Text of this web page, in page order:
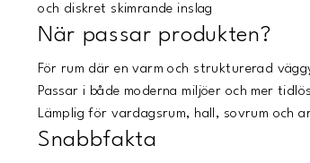
och diskret skimrande inslag
När passar produkten?
För rum där en varm och strukturerad
Passar i både moderna miljöer och mer
Lämplig för vardagsrum, hall, sovrum och
Snabbfakta